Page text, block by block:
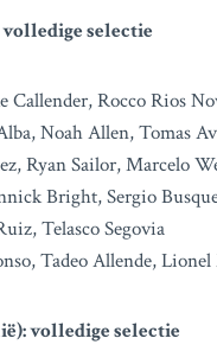
selectie
Callender, Rocco Rios
Noah Allen, Tomas
Ryan Sailor, Marcelo
Bright, Sergio
Telasco Segovia
Tadeo Allende,
volledige selectie